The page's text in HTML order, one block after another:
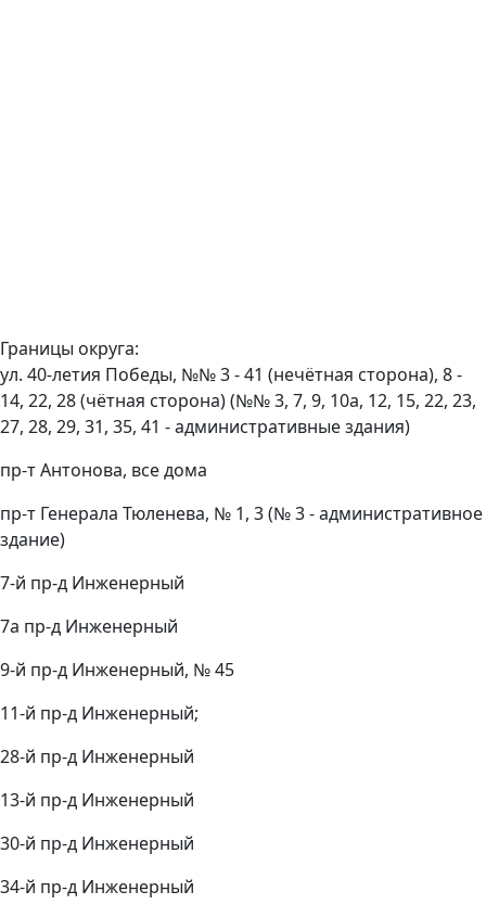
Границы округа:
ул. 40-летия Победы, №№ 3 - 41 (нечётная сторона), 8 -
14, 22, 28 (чётная сторона) (№№ 3, 7, 9, 10а, 12, 15, 22, 23,
27, 28, 29, 31, 35, 41 - административные здания)
пр-т Антонова, все дома
пр-т Генерала Тюленева, № 1, 3 (№ 3 - административное
здание)
7-й пр-д Инженерный
7а пр-д Инженерный
9-й пр-д Инженерный, № 45
11-й пр-д Инженерный;
28-й пр-д Инженерный
13-й пр-д Инженерный
30-й пр-д Инженерный
34-й пр-д Инженерный